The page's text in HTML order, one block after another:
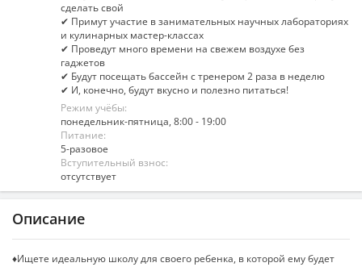
сделать свой
✔ Примут участие в занимательных научных лабораториях
и кулинарных мастер-классах
✔ Проведут много времени на свежем воздухе без
гаджетов
✔ Будут посещать бассейн с тренером 2 раза в неделю
✔ И, конечно, будут вкусно и полезно питаться!
Режим учёбы:
понедельник-пятница, 8:00 - 19:00
Питание:
5-разовое
Вступительный взнос:
отсутствует
Описание
♦Ищете идеальную школу для своего ребенка, в которой ему будет